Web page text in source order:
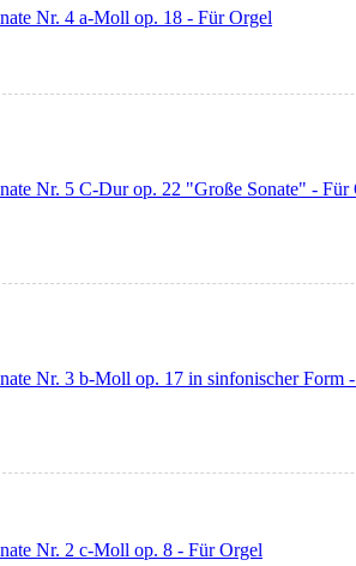
Nr. 4 a-Moll op. 18 - Für Orgel
Nr. 5 C-Dur op. 22 "Große Sonate" - Für
Nr. 3 b-Moll op. 17 in sinfonischer Form
Nr. 2 c-Moll op. 8 - Für Orgel